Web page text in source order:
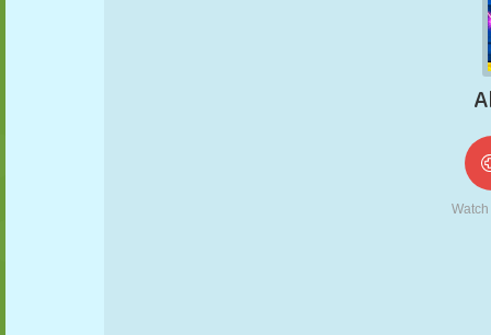
MORPION